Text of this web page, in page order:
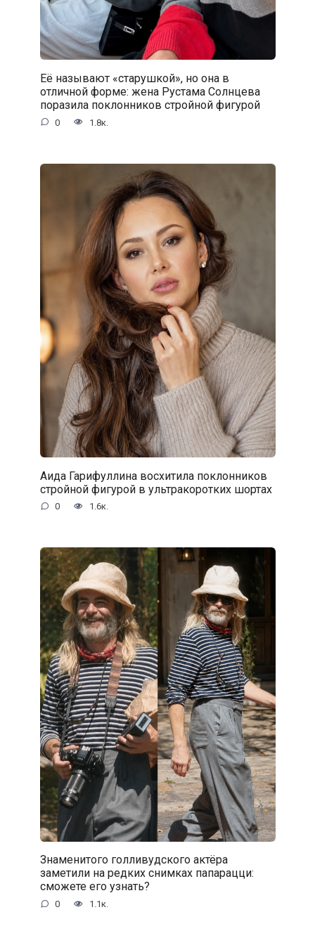
Её называют «старушкой», но она в
отличной форме: жена Рустама Солнцева
поразила поклонников стройной фигурой
0 1.8к.
Аида Гарифуллина восхитила поклонников
стройной фигурой в ультракоротких шортах
0 1.6к.
Знаменитого голливудского актёра
заметили на редких снимках папарацци:
сможете его узнать?
0 1.1к.